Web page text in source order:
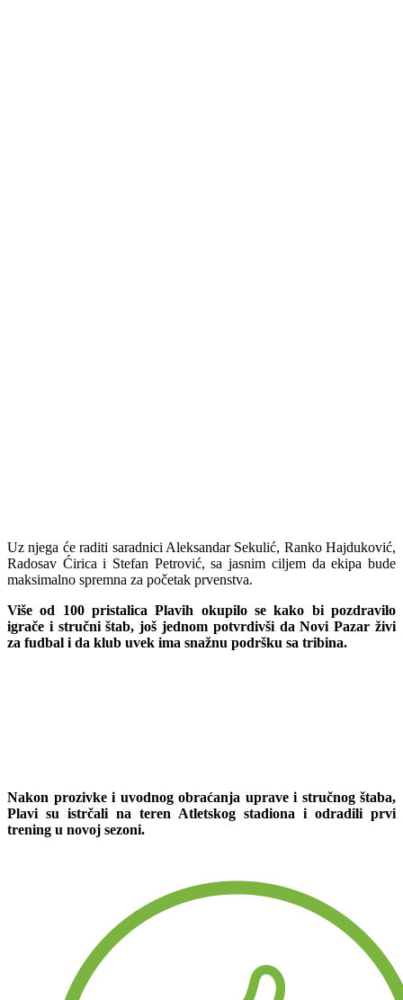
Uz njega će raditi saradnici Aleksandar Sekulić, Ranko Hajduković,
Radosav Ćirica i Stefan Petrović, sa jasnim ciljem da ekipa bude
maksimalno spremna za početak prvenstva.
Više od 100 pristalica Plavih okupilo se kako bi pozdravilo
igrače i stručni štab, još jednom potvrdivši da Novi Pazar živi
za fudbal i da klub uvek ima snažnu podršku sa tribina.
Nakon prozivke i uvodnog obraćanja uprave i stručnog štaba,
Plavi su istrčali na teren Atletskog stadiona i odradili prvi
trening u novoj sezoni.